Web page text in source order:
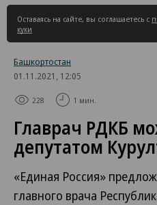
страница
Оставаясь на сайте, вы соглашаетесь с
куки
Башкортостан
01.11.2021, 12:05
228 1 мин.
Главрач РДКБ
депутатом
«Единая Россия»
главного врача